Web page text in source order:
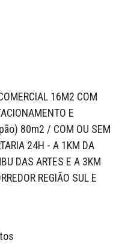
16M2 COM
E
80m2 / COM OU SEM
24H - A 1KM DA
DAS ARTES E A 3KM
REGIÃO SUL E